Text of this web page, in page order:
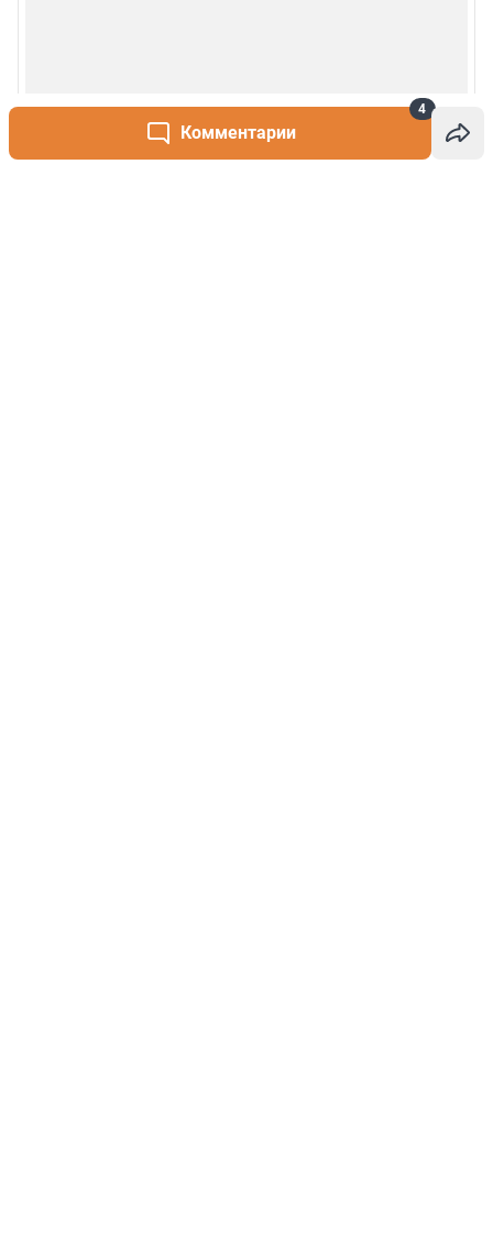
Комментарии
4